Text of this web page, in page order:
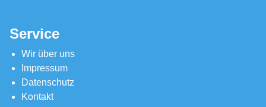
Service
Wir über uns
Impressum
Datenschutz
Kontakt